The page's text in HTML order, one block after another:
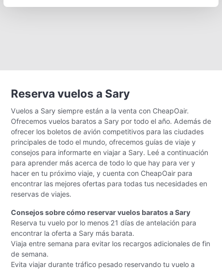
Reserva vuelos a Sary
Vuelos a Sary siempre están a la venta con CheapOair.
Ofrecemos vuelos baratos a Sary por todo el año. Además de
ofrecer los boletos de avión competitivos para las ciudades
principales de todo el mundo, ofrecemos guías de viaje y
consejos para informarte en viajar a Sary. Leé a continuación
para aprender más acerca de todo lo que hay para ver y
hacer en tu próximo viaje, y cuenta con CheapOair para
encontrar las mejores ofertas para todas tus necesidades en
reservas de viajes.
Consejos sobre cómo reservar vuelos baratos a Sary
Reserva tu vuelo por lo menos 21 días de antelación para
encontrar la oferta a Sary más barata.
Viaja entre semana para evitar los recargos adicionales de fin
de semana.
Evita viajar durante tráfico pesado reservando tu vuelo a